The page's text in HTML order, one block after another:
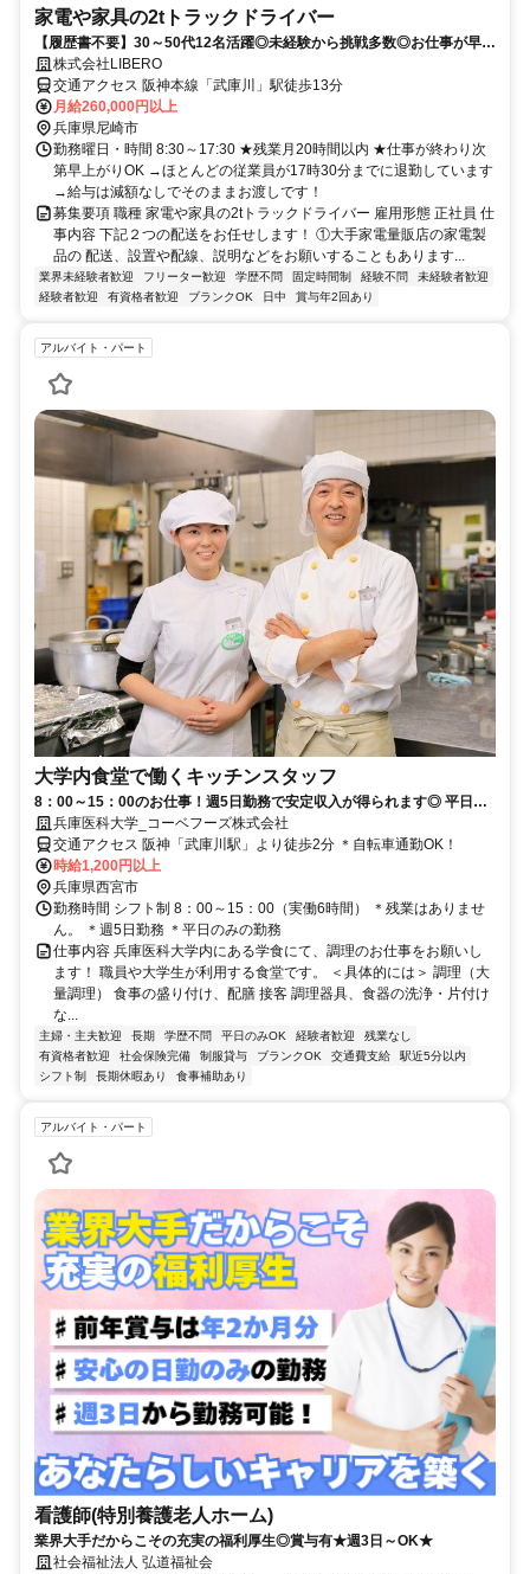
家電や家具の2tトラックドライバー
【履歴書不要】30～50代12名活躍◎未経験から挑戦多数◎お仕事が早く
終わって退勤でも給与変わらず◎
株式会社LIBERO
交通アクセス 阪神本線「武庫川」駅徒歩13分
月給260,000円以上
兵庫県尼崎市
勤務曜日・時間 8:30～17:30 ★残業月20時間以内 ★仕事が終わり次
第早上がりOK →ほとんどの従業員が17時30分までに退勤しています
→給与は減額なしでそのままお渡しです！
募集要項 職種 家電や家具の2tトラックドライバー 雇用形態 正社員 仕
事内容 下記２つの配送をお任せします！ ①大手家電量販店の家電製
品の 配送、設置や配線、説明などをお願いすることもあります...
業界未経験者歓迎 フリーター歓迎 学歴不問 固定時間制 経験不問
未経験者歓迎
経験者歓迎
有資格者歓迎 ブランクOK 日中 賞与年2回あり
アルバイト・パート
大学内食堂で働くキッチンスタッフ
8：00～15：00のお仕事！週5日勤務で安定収入が得られます◎ 平日の
みの勤務でプライベート充実！ 自転車通勤OK！ シニア・ミドル世代活
躍中！
兵庫医科大学_コーベフーズ株式会社
交通アクセス 阪神「武庫川駅」より徒歩2分 ＊自転車通勤OK！
時給1,200円以上
兵庫県西宮市
勤務時間 シフト制 8：00～15：00（実働6時間） ＊残業はありませ
ん。 ＊週5日勤務 ＊平日のみの勤務
仕事内容 兵庫医科大学内にある学食にて、調理のお仕事をお願いし
ます！ 職員や大学生が利用する食堂です。 ＜具体的には＞ 調理（大
量調理） 食事の盛り付け、配膳 接客 調理器具、食器の洗浄・片付け
な...
主婦・主夫歓迎 長期 学歴不問 平日のみOK 経験者歓迎
残業なし
有資格者歓迎
社会保険完備 制服貸与 ブランクOK 交通費支給
駅近5分以内
シフト制
長期休暇あり 食事補助あり
アルバイト・パート
看護師(特別養護老人ホーム)
業界大手だからこその充実の福利厚生◎賞与有★週3日～OK★
社会福祉法人 弘道福祉会